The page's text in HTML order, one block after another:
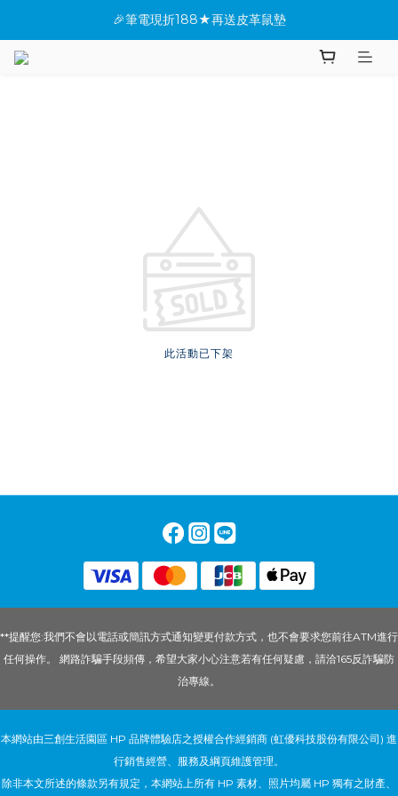
★全館指定桌機現折288
🎉筆電現折188★再送皮革鼠墊
此活動已下架
**提醒您:我們不會以電話或簡訊方式通知變更付款方式，也不會要求您前往ATM進行
任何操作。 網路詐騙手段頻傳，希望大家小心注意若有任何疑慮，請洽165反詐騙防
治專線。
本網站由三創生活園區 HP 品牌體驗店之授權合作經銷商 (虹優科技股份有限公司) 進
行銷售經營、服務及綱頁維護管理。
除非本文所述的條款另有規定，本網站上所有 HP 素材、照片均屬 HP 獨有之財產、